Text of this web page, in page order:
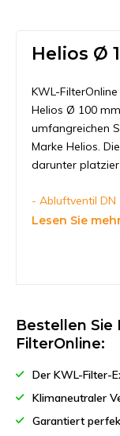
Helios Ø
KWL-
Helios Ø 100
umfangreichen
Marke Helios.
darunter
- Abluftventil DN
Lesen Sie
Bestellen Sie
FilterOnline:
Der KWL-Filter-
Klimaneutraler
Garantiert